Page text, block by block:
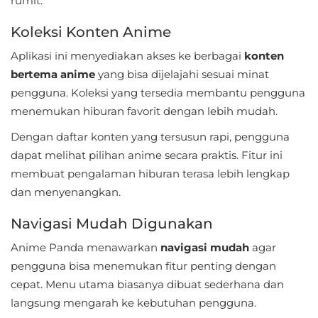
Buku
&
Referensi
Business
Comics
Communication
Dating
Emulator
Entertainment
Events
Koleksi Konten Anime
Aplikasi ini menyediakan akses ke berbagai konten
bertema anime yang bisa dijelajahi sesuai minat
pengguna. Koleksi yang tersedia membantu pengguna
menemukan hiburan favorit dengan lebih mudah.
Dengan daftar konten yang tersusun rapi, pengguna
dapat melihat pilihan anime secara praktis. Fitur ini
membuat pengalaman hiburan terasa lebih lengkap
dan menyenangkan.
Navigasi Mudah Digunakan
Anime Panda menawarkan navigasi mudah agar
pengguna bisa menemukan fitur penting dengan
cepat. Menu utama biasanya dibuat sederhana dan
langsung mengarah ke kebutuhan pengguna.